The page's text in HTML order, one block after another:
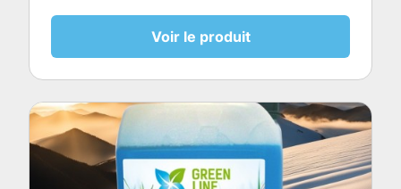
Voir le produit